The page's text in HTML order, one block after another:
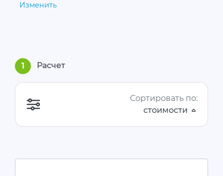
Изменить
1 Расчет
Сортировать по:
стоимости